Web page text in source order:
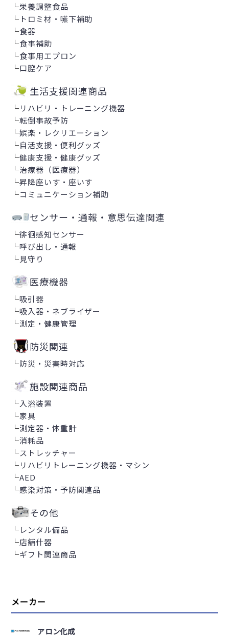
└栄養調整食品
└ トロミ材・嚥下補助
└食器
└食事補助
└食事用エプロン
└口腔ケア
生活支援関連商品
└リハビリ・トレーニング機器
└転倒事故予防
└娯楽・レクリエーション
└自活支援・便利グッズ
└健康支援・健康グッズ
└治療器（医療器）
└昇降座いす・座いす
└コミュニケーション補助
センサー・通報・意思伝達関連
└徘徊感知センサー
└呼び出し・通報
└見守り
医療機器
└吸引器
└吸入器・ネブライザー
└測定・健康管理
防災関連
└防災・災害時対応
施設関連商品
└入浴装置
└家具
└測定器・体重計
└消耗品
└ストレッチャー
└リハビリトレーニング機器・マシン
└AED
└感染対策・予防関連品
その他
└レンタル備品
└店舗什器
└ギフト関連商品
メーカー
アロン化成